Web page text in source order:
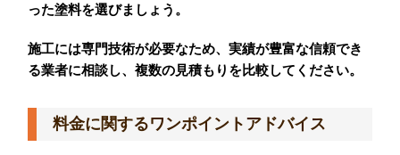
った塗料を選びましょう。
施工には専門技術が必要なため、実績が豊富な信頼でき
る業者に相談し、複数の見積もりを比較してください。
料金に関するワンポイントアドバイス